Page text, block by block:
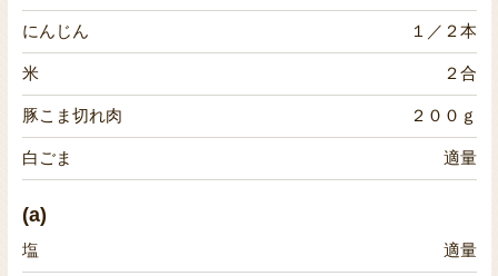
にんじん １／２本
米 ２合
豚こま切れ肉 ２００ｇ
白ごま 適量
(a)
塩 適量